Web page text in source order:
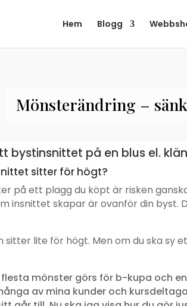
Hem Blogg
Mönsterändring –
bystinsnittet på en blus el.
sitter för högt?
på ett plagg du köpt är risken
insnittet skapar är ovanför din
lite för högt. Men om du ska sy
mönster görs för b-kupa och
av mina kunder och